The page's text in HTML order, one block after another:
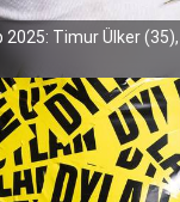
Timur Ülker (35),